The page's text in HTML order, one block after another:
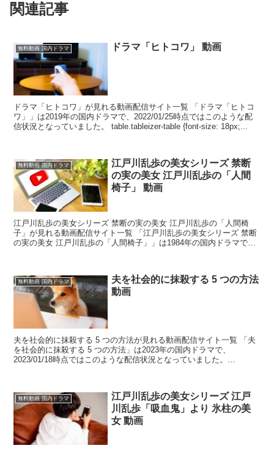
関連記事
無料動画 国内ドラマ ドラマ「ヒトコワ」 動画
ドラマ「ヒトコワ」が見れる動画配信サイト一覧 「ドラマ「ヒトコ
ワ」」は2019年の国内ドラマで、2022/01/25時点ではこのような配
信状況となっていました。 table.tableizer-table {font-size: 18px;...
無料動画 国内ドラマ
江戸川乱歩の美女シリーズ 禁断
の実の美女 江戸川乱歩の「人間
椅子」 動画
江戸川乱歩の美女シリーズ 禁断の実の美女 江戸川乱歩の「人間椅
子」が見れる動画配信サイト一覧 「江戸川乱歩の美女シリーズ 禁断
の実の美女 江戸川乱歩の「人間椅子」」は1984年の国内ドラマで、
無料動画 国内ドラマ
夫を社会的に抹殺する 5 つの方法
動画
夫を社会的に抹殺する 5 つの方法が見れる動画配信サイト一覧 「夫
を社会的に抹殺する 5 つの方法」は2023年の国内ドラマで、
2023/01/18時点ではこのような配信状況となっていました。
無料動画 国内ドラマ
江戸川乱歩の美女シリーズ 江戸
川乱歩「吸血鬼」より 氷柱の美
女 動画